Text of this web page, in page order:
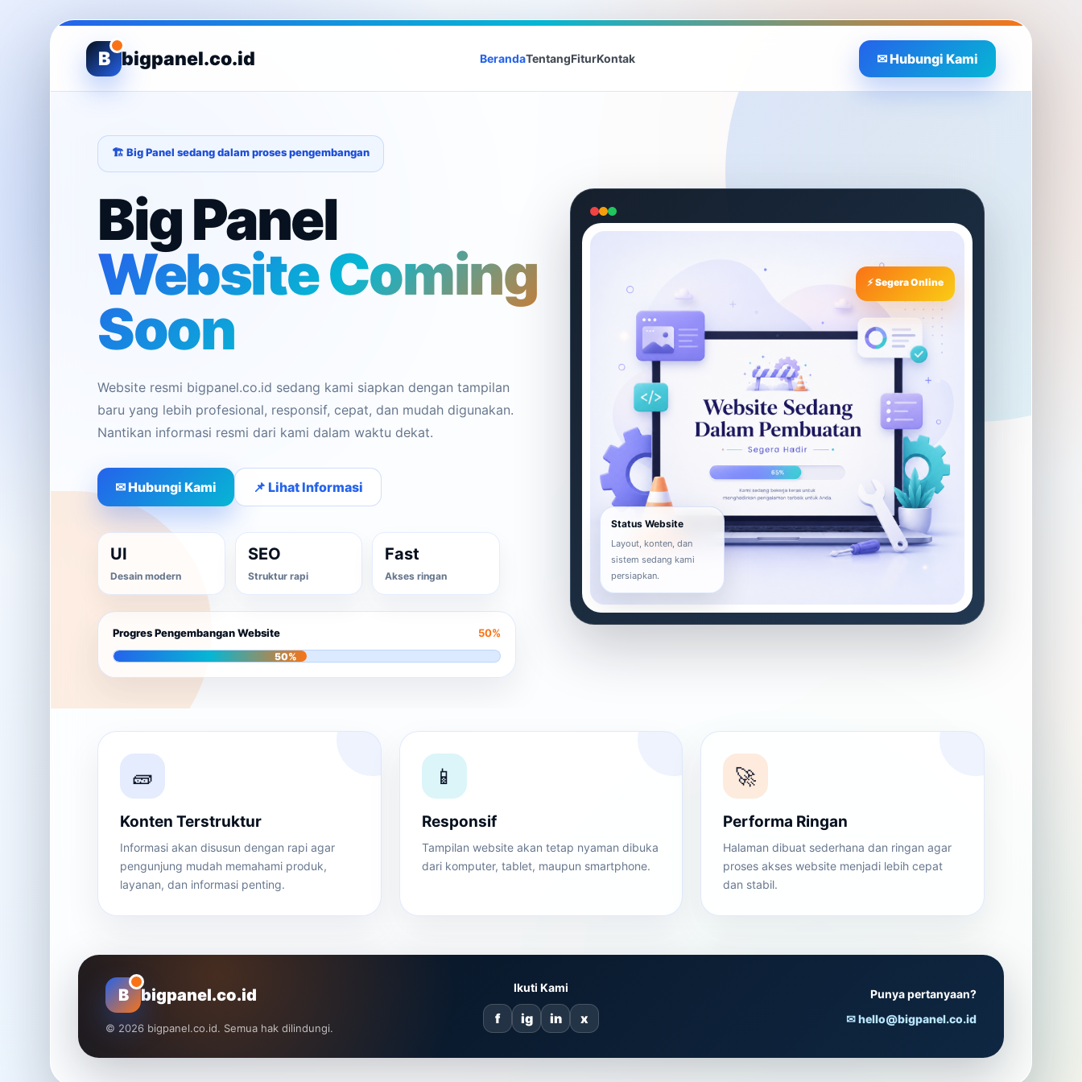
B bigpanel.co.id BerandaTentangFiturKontak ✉ Hubungi Kami
🏗️ Big Panel sedang dalam proses pengembangan
Big Panel
Website Coming
Soon
Website resmi bigpanel.co.id sedang kami siapkan dengan tampilan
baru yang lebih profesional, responsif, cepat, dan mudah digunakan.
Nantikan informasi resmi dari kami dalam waktu dekat.
✉ Hubungi Kami 📌 Lihat Informasi
UI
Desain modern
SEO
Struktur rapi
Fast
Akses ringan
Progres Pengembangan Website 50%
50%
⚡ Segera Online
Status Website
Layout, konten, dan
sistem sedang kami
persiapkan.
🧱
Konten Terstruktur
Informasi akan disusun dengan rapi agar
pengunjung mudah memahami produk,
layanan, dan informasi penting.
📱
Responsif
Tampilan website akan tetap nyaman dibuka
dari komputer, tablet, maupun smartphone.
🚀
Performa Ringan
Halaman dibuat sederhana dan ringan agar
proses akses website menjadi lebih cepat
dan stabil.
B bigpanel.co.id
© 2026 bigpanel.co.id. Semua hak dilindungi.
Ikuti Kami
f ig in x
Punya pertanyaan?
✉ hello@bigpanel.co.id